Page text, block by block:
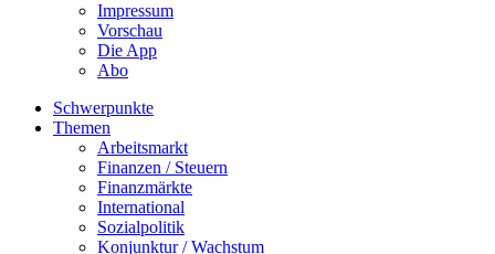
Impressum
Vorschau
Die App
Abo
Schwerpunkte
Themen
Arbeitsmarkt
Finanzen / Steuern
Finanzmärkte
International
Sozialpolitik
Konjunktur / Wachstum